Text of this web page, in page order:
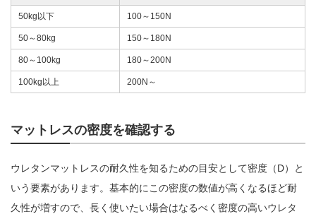
50kg以下 100～150N
50～80kg 150～180N
80～100kg 180～200N
100kg以上 200N～
マットレスの密度を確認する
ウレタンマットレスの耐久性を知るための目安として密度（D）と
いう要素があります。基本的にこの密度の数値が高くなるほど耐
久性が増すので、長く使いたい場合はなるべく密度の高いウレタ